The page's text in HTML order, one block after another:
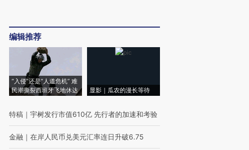
编辑推荐
“入侵”还是“人道危机” 难
民潮撕裂西班牙飞地休达
显影｜瓜农的漫长等待
特稿 ｜ 宇树发行市值610亿 先行者的加速和考验
金融 ｜ 在岸人民币兑美元汇率连日升破6.75